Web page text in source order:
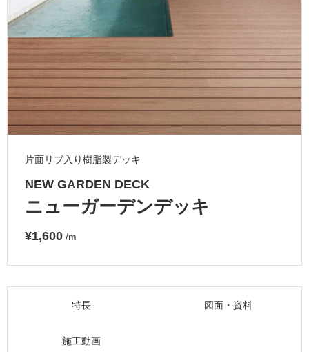
ロートアイアン 天然石・石材
メンテナンス・施工材 新商品
お役立ち情報 住まいの
アイデア
ミラタップチャンネル
オンライン相談
片面リブ入り樹脂製デッキ
NEW GARDEN DECK
ニューガーデンデッキ
¥1,600 /m
特長 図面・資料
施工動画